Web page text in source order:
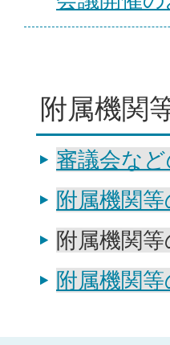
附属機関
審議会な
附属機関
附属機関
附属機関